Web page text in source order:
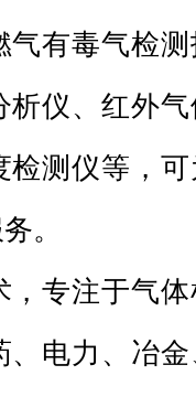
气有毒气检
析仪、红外
检测仪等，
。
，专注于气
、电力、冶